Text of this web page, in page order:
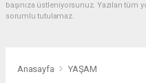
başınıza üstleniyorsunuz. Yazılan
sorumlu tutulamaz.
Anasayfa YAŞAM